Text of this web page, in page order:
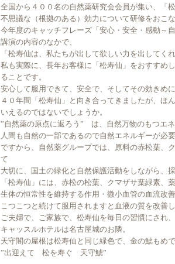
全国から４００名の自然薬研究会会員が集い、「
不思議な（根拠のある）効力について研修をおこ
今年度のキャッチフレーズ「安心・安全・感動～
講演の内容のなかで、
「松寿仙は、私たちが出して欲しい力を出してく
私も実際に、長年お客様に「松寿仙」をおすすめ
ることです。
安心して服用できて、安全で、そしてその効きめに
４０年間「松寿仙」と向き合ってきましたが、ほ
いえるのではないでしょうか。
”自然薬の原点に返ろう” は、自然万物のもつエネ
人間も自然の一部であるので自然エネルギーが必
ですから、自然薬グループでは、原料の赤松葉、
て
大切に、国土の緑化と自然保護活動をしながら、
「松寿仙」には、赤松の松葉、クマザサ葉緑素、
生体の恒常性を維持する作用・微小血管の血流改
こつこつと続けて服用されますと血液の質を改善
ご夫婦で、ご家族で、松寿仙を毎日の習慣にされ
キャッスルホテルは名古屋城のお隣。
天守閣の屋根は松寿仙と同じ緑色で、金の鯱もめ
”出迎えて 松を寿ぐ 天守鯱”